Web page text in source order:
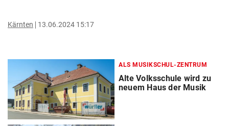
Kärnten 13.06.2024 15:17
ALS MUSIKSCHUL-ZENTRUM
Alte Volksschule wird zu
neuem Haus der Musik